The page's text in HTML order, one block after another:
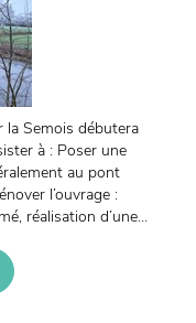
Semois débutera
à : Poser une
au pont
l’ouvrage :
réalisation d’une...